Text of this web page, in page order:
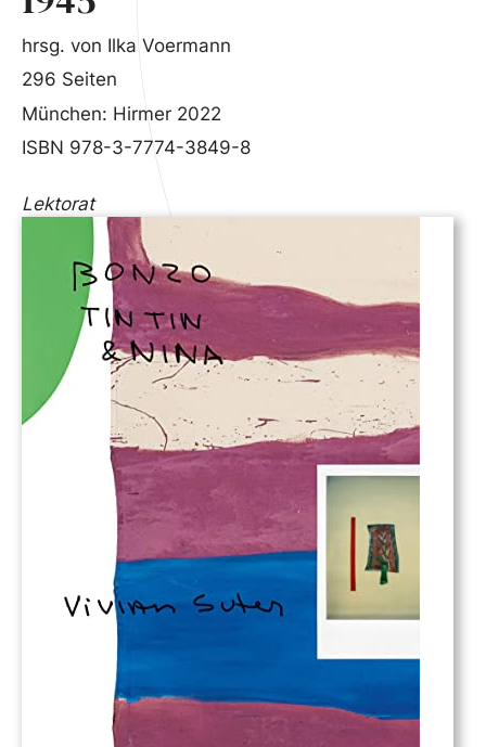
hrsg. von Ilka Voermann
296 Seiten
München: Hirmer 2022
ISBN 978-3-7774-3849-8
Lektorat